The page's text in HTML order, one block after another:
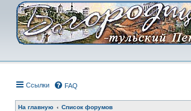
Ссылки FAQ
На главную Список форумов